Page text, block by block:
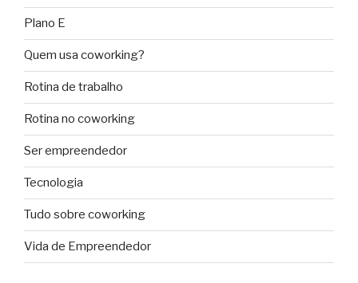
Plano E
Quem usa coworking?
Rotina de trabalho
Rotina no coworking
Ser empreendedor
Tecnologia
Tudo sobre coworking
Vida de Empreendedor